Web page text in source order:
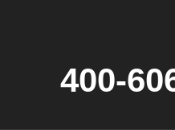
400-